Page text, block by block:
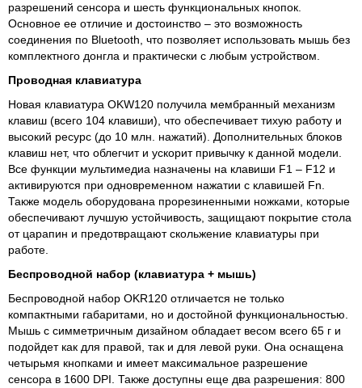
разрешений сенсора и шесть функциональных кнопок.
Основное ее отличие и достоинство – это возможность
соединения по Bluetooth, что позволяет использовать мышь без
комплектного донгла и практически с любым устройством.
Проводная клавиатура
Новая клавиатура OKW120 получила мембранный механизм
клавиш (всего 104 клавиши), что обеспечивает тихую работу и
высокий ресурс (до 10 млн. нажатий). Дополнительных блоков
клавиш нет, что облегчит и ускорит привычку к данной модели.
Все функции мультимедиа назначены на клавиши F1 – F12 и
активируются при одновременном нажатии с клавишей Fn.
Также модель оборудована прорезиненными ножками, которые
обеспечивают лучшую устойчивость, защищают покрытие стола
от царапин и предотвращают скольжение клавиатуры при
работе.
Беспроводной набор (клавиатура + мышь)
Беспроводной набор OKR120 отличается не только
компактными габаритами, но и достойной функциональностью.
Мышь с симметричным дизайном обладает весом всего 65 г и
подойдет как для правой, так и для левой руки. Она оснащена
четырьмя кнопками и имеет максимальное разрешение
сенсора в 1600 DPI. Также доступны еще два разрешения: 800